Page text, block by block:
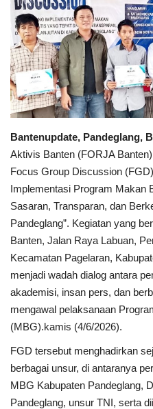
Kesehatan
Pedoman Media Siber
Pemerintahan
Kontak
Politik
Bisnis
Redaksi
Sosial
Olahraga
Agama
Kriminal
Bantenupdate, Pandeglang,
Aktivis Banten (FORJA
Focus Group Discussion
Implementasi Program Makan
Sasaran, Transparan, dan
Pandeglang”. Kegiatan yang
Banten, Jalan Raya Labuan,
Kecamatan Pagelaran,
menjadi wadah dialog antara
akademisi, insan pers, dan
mengawal pelaksanaan
(MBG).kamis (4/6/2026).
FGD tersebut menghadirkan
berbagai unsur, di antaranya
MBG Kabupaten Pandeglang,
Pandeglang, unsur TNI, serta